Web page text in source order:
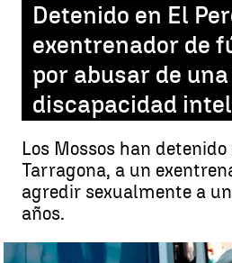
Detenido en El
exentrenador de
por abusar de
discapacidad
Los Mossos han detenido
Tarragona, a un
agredir sexualmente a
años.